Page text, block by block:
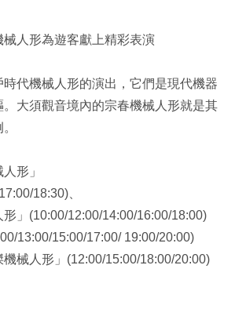
人形為遊客獻上精彩表演
代機械人形的演出，它們是現代機器
。大須觀音境內的宗春機械人形就是其
形」
18:30)、
」(10:00/12:00/14:00/16:00/18:00)
13:00/15:00/17:00/ 19:00/20:00)
械人形」(12:00/15:00/18:00/20:00)